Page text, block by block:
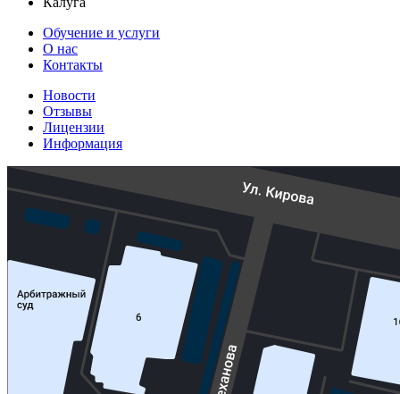
Обучение и услуги
О нас
Контакты
Новости
Отзывы
Лицензии
Информация